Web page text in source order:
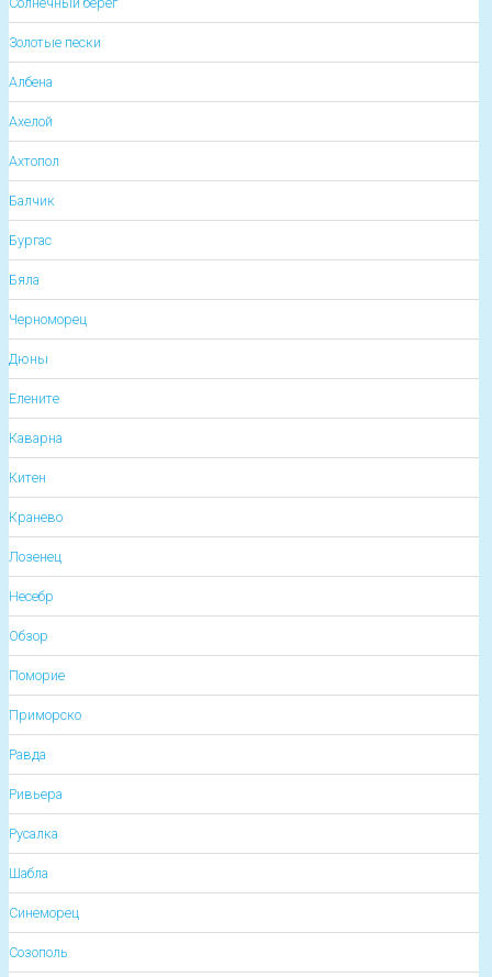
Золотые пески
Албена
Ахелой
Ахтопол
Балчик
Бургас
Бяла
Черноморец
Дюны
Елените
Каварна
Китен
Кранево
Лозенец
Несебр
Обзор
Поморие
Приморско
Равда
Ривьера
Русалка
Шабла
Синеморец
Созополь